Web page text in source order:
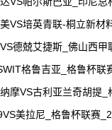
格鲁吉亚_格鲁杯联
美拉尼_格鲁杯联赛